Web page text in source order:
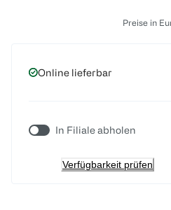
Preise in
Online lieferbar
In Filiale abholen
Verfügbarkeit prüfen